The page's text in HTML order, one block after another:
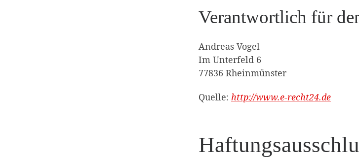
Verantwortlich für
Andreas Vogel
Im Unterfeld 6
77836 Rheinmünster
Quelle: http://www.e-recht24.de